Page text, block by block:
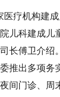
疗机构建成
儿科建成儿
长傅卫介绍。
出多项务
间门诊、